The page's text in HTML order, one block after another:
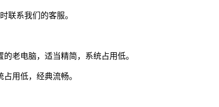
联系我们的客服。
的老电脑，适当精简，系统占用低。
用低，经典流畅。